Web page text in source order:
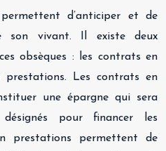
permettent d’anticiper et de
son vivant. Il existe deux
obsèques : les contrats en
Les contrats en
une épargne qui sera
pour financer les
prestations permettent de